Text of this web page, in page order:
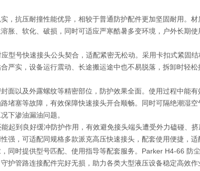
，抗压耐撞性能优异，相较于普通防护配件更加坚固耐用。材
胀、软化、破损，同时可适应严寒酷暑多变环境，户外长期
型号快速接头公头契合，适配紧密无松动。采用卡扣式紧固
严实，设备运行震动、长途搬运途中也不易脱落，拆卸时轻松
面以及外露螺纹等精密部位，防护效果全面。使用过程中能
堵塞等故障，有效保障快速接头开合顺畅。同时可隔绝潮湿空
下渗油漏油问题。
起到良好缓冲防护作用，有效避免接头端头遭受外力磕碰、
强，可适配同规格多款派克高压快速接头，配套使用便捷，适
同时提供型号匹配、使用指导等配套服务。Parker H4-66 防
护管路连接配件完好无损，助力各类大型液压设备稳定高效作